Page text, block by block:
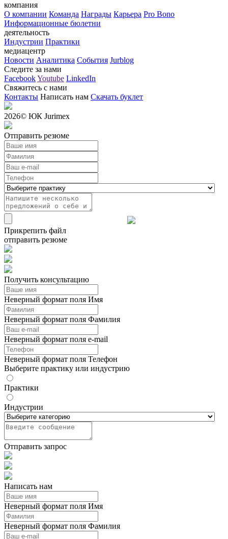
компания
О компании Команда Награды Карьера Pro Bono
Информационные бюлетни
деятельность
Индустрии Практики
медиацентр
Новости Аналитика События Jurblog
Следите за нами
FacebookYoutube LinkedIn
Свяжитесь с нами
Контакты Написать нам Скачать буклет
2026© ЮК Jurimex
Отправить резюме
Прикрепить файл
отправить резюме
Получить консультацию
Неверный формат поля Имя
Неверный формат поля Фамилия
Неверный формат поля e-mail
Неверный формат поля Телефон
Выберите практику или индустрию
Практики
Индустрии
Отправить запрос
Написать нам
Неверный формат поля Имя
Неверный формат поля Фамилия